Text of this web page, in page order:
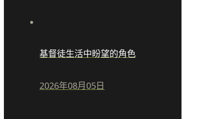
基督徒生活中盼望的角色
2026年08月05日